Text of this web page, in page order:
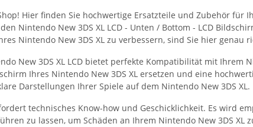
Hier finden Sie hochwertige Ersatzteile und Zubehör für
Nintendo New 3DS XL LCD - Unten / Bottom - LCD
Nintendo New 3DS XL zu verbessern, sind Sie hier genau
New 3DS XL LCD bietet perfekte Kompatibilität mit Ihrem
Ihres Nintendo New 3DS XL ersetzen und eine
Darstellungen Ihrer Spiele auf dem Nintendo New 3DS XL.
technisches Know-how und Geschicklichkeit. Es wird
zu lassen, um Schäden an Ihrem Nintendo New 3DS XL